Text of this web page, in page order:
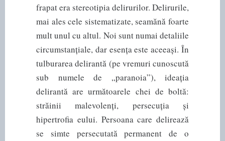
frapat era stereotipia delirurilor. Delirurile,
mai ales cele sistematizate, seamănă foarte
mult unul cu altul. Noi sunt numai detaliile
circumstanțiale, dar esența este aceeași. În
tulburarea delirantă (pe vremuri cunoscută
sub numele de „paranoia”), ideația
delirantă are următoarele chei de boltă:
străinii malevolenți, persecuția și
hipertrofia eului. Persoana care delirează
se simte persecutată permanent de o